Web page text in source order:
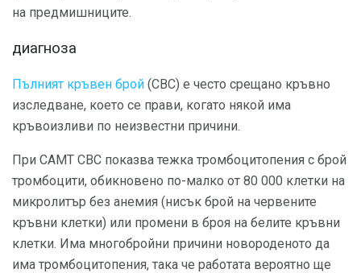
на предмишниците.
диагноза
Пълният кръвен брой (CBC) е често срещано кръвно
изследване, което се прави, когато някой има
кръвоизливи по неизвестни причини.
При CAMT CBC показва тежка тромбоцитопения с брой
тромбоцити, обикновено по-малко от 80 000 клетки на
микролитър без анемия (нисък брой на червените
кръвни клетки) или промени в броя на белите кръвни
клетки. Има многобройни причини новороденото да
има тромбоцитопения, така че работата вероятно ще